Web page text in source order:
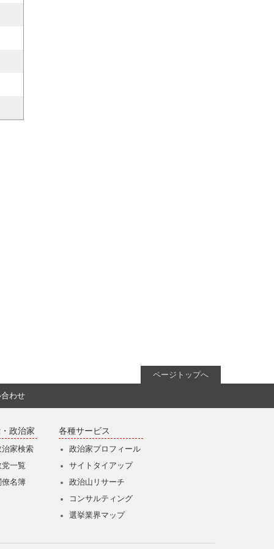
ページトップへ
わせ
政治家
治家検索
党一覧
僚名簿
各種サービス
政治家プロフィール
サイトタイアップ
政治山リサーチ
コンサルティング
選挙業界マップ